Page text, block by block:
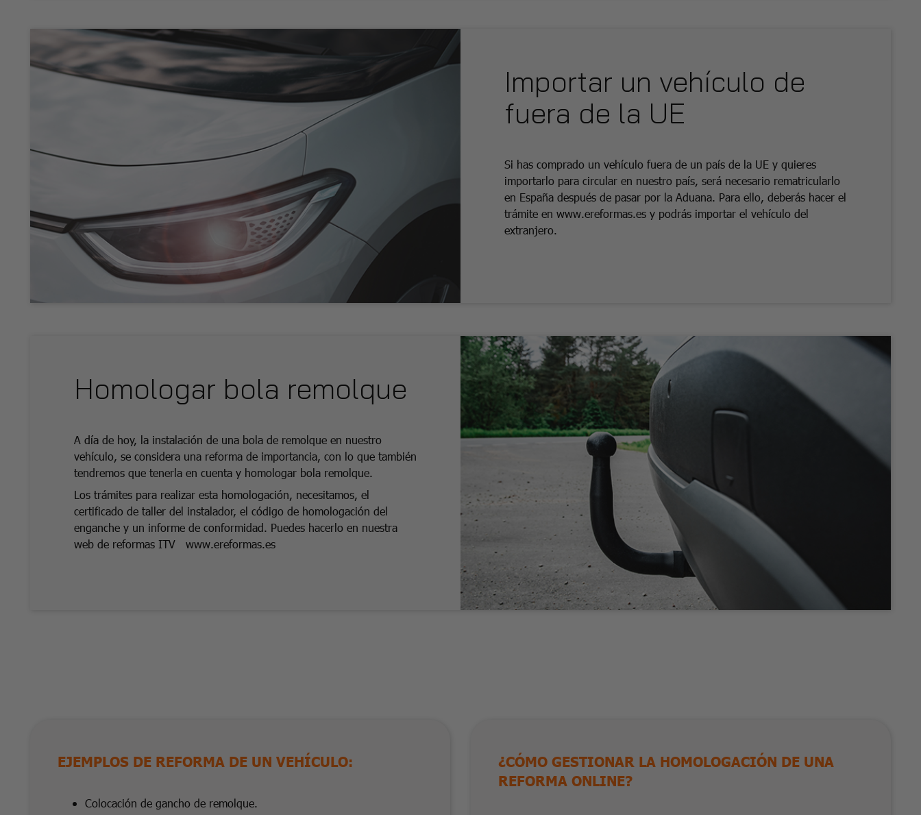
Importar un vehículo de
fuera de la UE
Si has comprado un vehículo fuera de un país de la UE y quieres
importarlo para circular en nuestro país, será necesario rematricularlo
en España después de pasar por la Aduana. Para ello, deberás hacer el
trámite en www.ereformas.es y podrás importar el vehículo del
extranjero.
Homologar bola remolque
A día de hoy, la instalación de una bola de remolque en nuestro
vehículo, se considera una reforma de importancia, con lo que también
tendremos que tenerla en cuenta y homologar bola remolque.
Los trámites para realizar esta homologación, necesitamos, el
certificado de taller del instalador, el código de homologación del
enganche y un informe de conformidad. Puedes hacerlo en nuestra
web de reformas ITV www.ereformas.es
EJEMPLOS DE REFORMA DE UN VEHÍCULO:
Colocación de gancho de remolque.
¿CÓMO GESTIONAR LA HOMOLOGACIÓN DE UNA
REFORMA ONLINE?